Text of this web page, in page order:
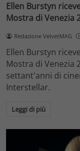
Ellen Burstyn
Mostra di Venezia
Redazione VelvetMAG
Ellen Burstyn
Mostra di Venezia
settant'anni di
Interstellar.
Leggi di più